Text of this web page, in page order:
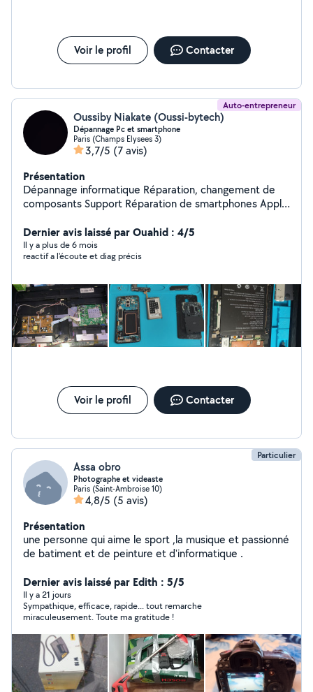
Voir le profil Contacter
Auto-entrepreneur
Oussiby Niakate (Oussi-bytech)
Dépannage Pc et smartphone
Paris (Champs Elysees 3)
3,7/5 (7 avis)
Présentation
Dépannage informatique Réparation, changement de
composants Support Réparation de smartphones Apple
Dernier avis laissé par Ouahid : 4/5
Il y a plus de 6 mois
reactif a l'écoute et diag précis
Voir le profil Contacter
Particulier
Assa obro
Photographe et videaste
Paris (Saint-Ambroise 10)
4,8/5 (5 avis)
Présentation
une personne qui aime le sport ,la musique et passionné
de batiment et de peinture et d'informatique .
Dernier avis laissé par Edith : 5/5
Il y a 21 jours
Sympathique, efficace, rapide... tout remarche
miraculeusement. Toute ma gratitude !